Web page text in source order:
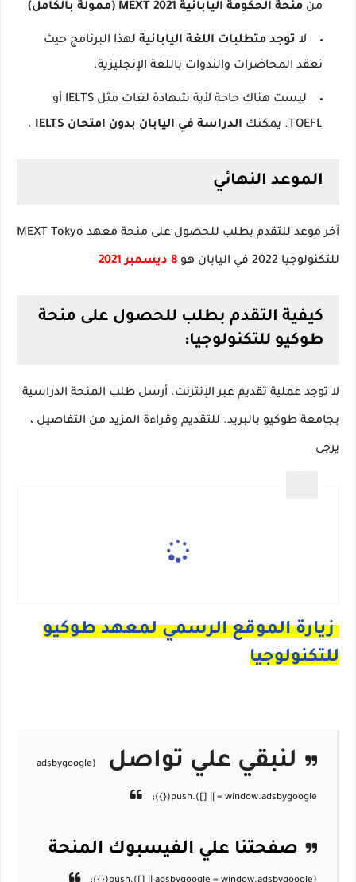
من منحة الحكومة اليابانية MEXT 2021 (ممولة بالكامل)
لا توجد متطلبات اللغة اليابانية لهذا البرنامج حيث
تعقد المحاضرات والندوات باللغة الإنجليزية.
ليست هناك حاجة لأية شهادة لغات مثل IELTS أو
TOEFL.
يمكنك الدراسة في اليابان بدون امتحان IELTS .
الموعد النهائي
آخر موعد للتقدم بطلب للحصول على منحة معهد MEXT Tokyo
للتكنولوجيا 2022 في اليابان هو 8 ديسمبر 2021
كيفية التقدم بطلب للحصول على منحة
طوكيو للتكنولوجيا:
لا توجد عملية تقديم عبر الإنترنت. أرسل طلب المنحة الدراسية
بجامعة طوكيو بالبريد. للتقديم وقراءة المزيد من التفاصيل ،
يرجى
زيارة الموقع الرسمي لمعهد طوكيو
للتكنولوجيا
لنبقي علي تواصل
صفحتنا علي الفيسبوك المنحة